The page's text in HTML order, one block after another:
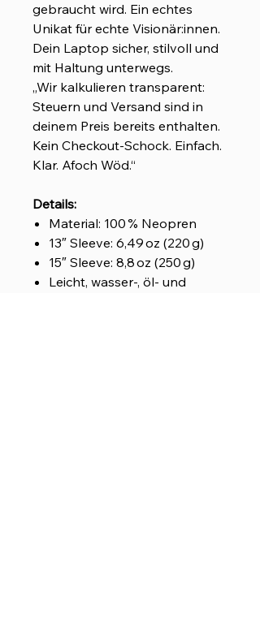
gebraucht wird. Ein echtes
Unikat für echte Visionär:innen.
Dein Laptop sicher, stilvoll und
mit Haltung unterwegs.
„Wir kalkulieren transparent:
Steuern und Versand sind in
deinem Preis bereits enthalten.
Kein Checkout-Schock. Einfach.
Klar. Afoch Wöd.“
Details:
Material: 100 % Neopren
13″ Sleeve: 6,49 oz (220 g)
15″ Sleeve: 8,8 oz (250 g)
Leicht, wasser-, öl- und